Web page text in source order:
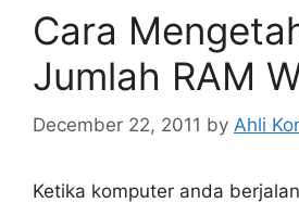
Cara
Jumlah RAM
December 22, 2011 by Ahli
Ketika komputer anda